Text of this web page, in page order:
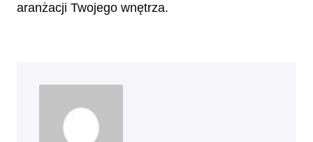
aranżacji Twojego wnętrza.